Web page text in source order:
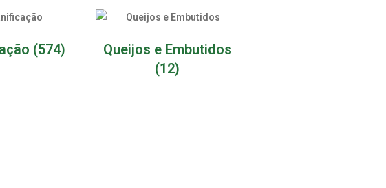
(574)
Queijos e Embutidos
(12)